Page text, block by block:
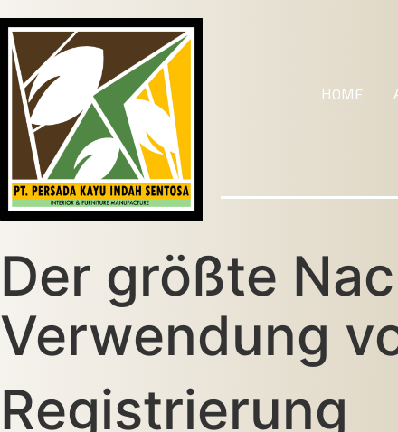
HOME
Der größte
Verwendung
Registrierung